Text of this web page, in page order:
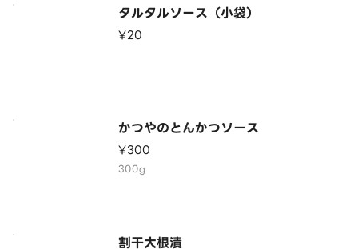
タルタルソース（小袋）
¥20
かつやのとんかつソース
¥300
300g
割干大根漬